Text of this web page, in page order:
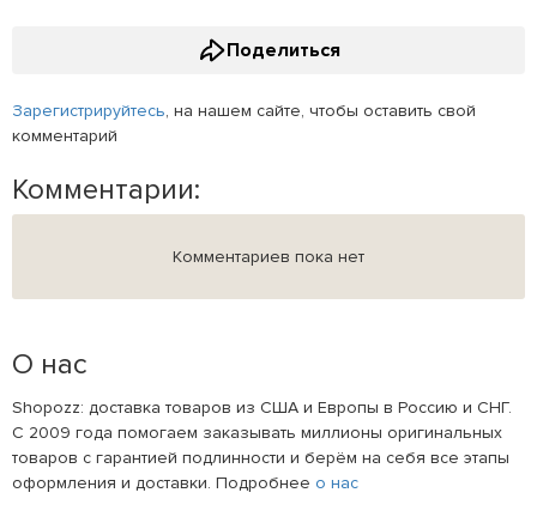
Поделиться
Зарегистрируйтесь, на нашем сайте, чтобы оставить свой
комментарий
Комментарии:
Комментариев пока нет
О нас
Shopozz: доставка товаров из США и Европы в Россию и СНГ.
С 2009 года помогаем заказывать миллионы оригинальных
товаров с гарантией подлинности и берём на себя все этапы
оформления и доставки. Подробнее о нас